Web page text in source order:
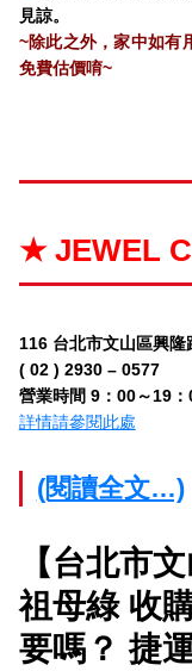
見諒。
~除此之外，家中如有
免費估價唷~
★ JEWEL
116 台北市文山區興
( 02 ) 2930 – 0577
營業時間 9：00～19：
詳情請參閱此處
(閱讀全文…)
【台北市
祖母綠 收
要嗎？ 捷